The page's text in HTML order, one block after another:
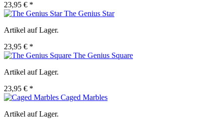
23,95 € *
The Genius Star
Artikel auf Lager.
23,95 € *
The Genius Square
Artikel auf Lager.
23,95 € *
Caged Marbles
Artikel auf Lager.